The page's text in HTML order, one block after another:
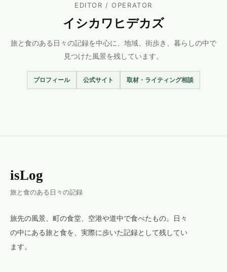
EDITOR / OPERATOR
イシカワヒデカズ
旅と食のある日々の記録を中心に、地域、街歩き、暮らしの中で
見つけた風景を残しています。
プロフィール 公式サイト 取材・ライティング相談
isLog
旅と食のある日々の記録
旅先の風景、町の食堂、空港や道中で食べたもの。日々
の中にある旅と食を、実際に歩いた記録として残してい
ます。